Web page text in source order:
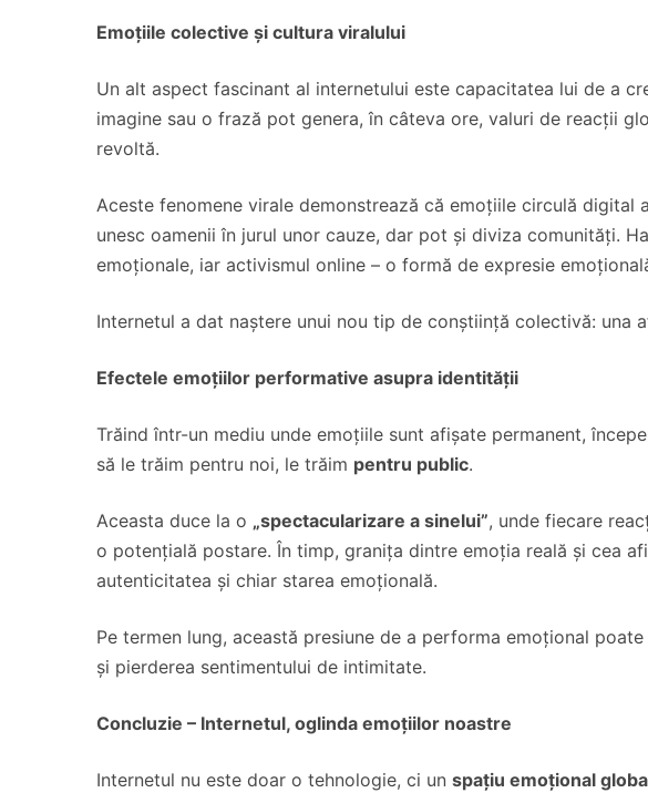
Emoțiile colective și cultura viralului
Un alt aspect fascinant al internetului este capacitatea lui de a
imagine sau o frază pot genera, în câteva ore, valuri de reacții
revoltă.
Aceste fenomene virale demonstrează că emoțiile circulă digital
unesc oamenii în jurul unor cauze, dar pot și diviza comunități.
emoționale, iar activismul online – o formă de expresie
Internetul a dat naștere unui nou tip de conștiință colectivă: una
Efectele emoțiilor performative asupra identității
Trăind într-un mediu unde emoțiile sunt afișate permanent,
să le trăim pentru noi, le trăim pentru public.
Aceasta duce la o „spectacularizare a sinelui”, unde fiecare
o potențială postare. În timp, granița dintre emoția reală și cea
autenticitatea și chiar starea emoțională.
Pe termen lung, această presiune de a performa emoțional
și pierderea sentimentului de intimitate.
Concluzie – Internetul, oglinda emoțiilor noastre
Internetul nu este doar o tehnologie, ci un spațiu emoțional